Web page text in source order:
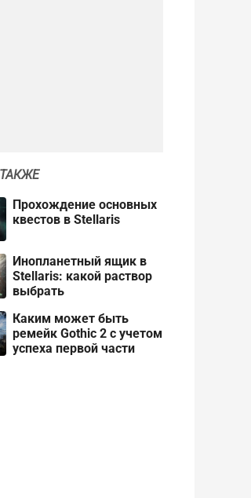
Прохождение основных
квестов в Stellaris
Инопланетный ящик в
Stellaris: какой раствор
выбрать
Каким может быть
ремейк Gothic 2 с учетом
успеха первой части